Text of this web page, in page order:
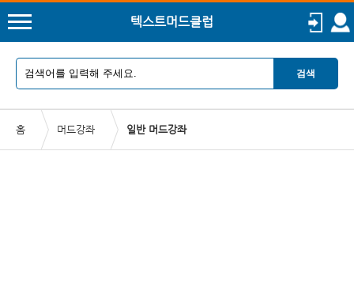
텍스트머드클럽
검색
홈 머드강좌 일반 머드강좌